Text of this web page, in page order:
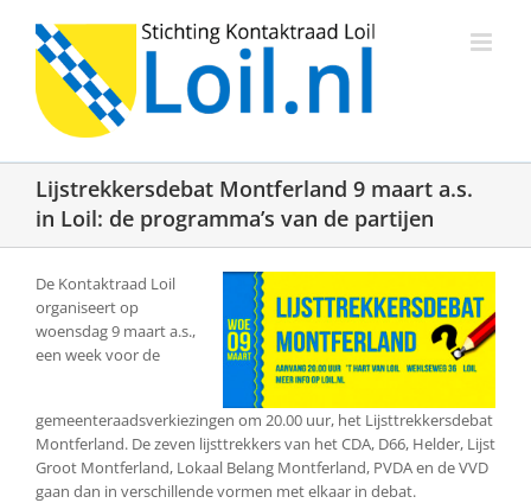
inhoud
Lijstrekkersdebat Montferland 9 maart a.s.
in Loil: de programma’s van de partijen
De Kontaktraad Loil
organiseert op
woensdag 9 maart a.s.,
een week voor de
gemeenteraadsverkiezingen om 20.00 uur, het Lijsttrekkersdebat
Montferland. De zeven lijsttrekkers van het CDA, D66, Helder, Lijst
Groot Montferland, Lokaal Belang Montferland, PVDA en de VVD
gaan dan in verschillende vormen met elkaar in debat.